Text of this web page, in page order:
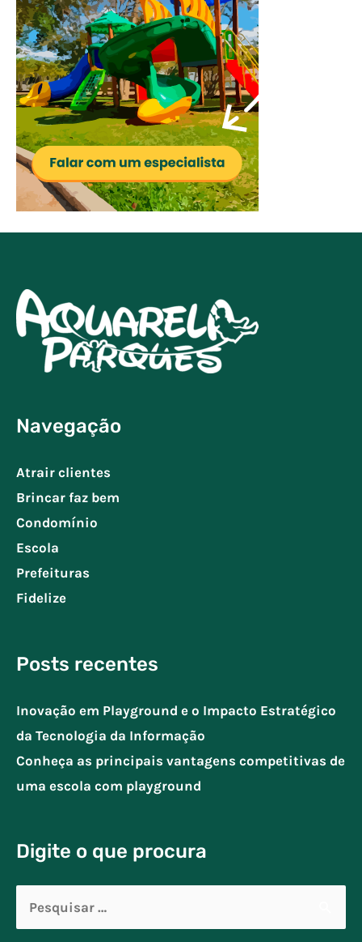
Navegação
Atrair clientes
Brincar faz bem
Condomínio
Escola
Prefeituras
Fidelize
Posts recentes
Inovação em Playground e o Impacto Estratégico
da Tecnologia da Informação
Conheça as principais vantagens competitivas de
uma escola com playground
Digite o que procura